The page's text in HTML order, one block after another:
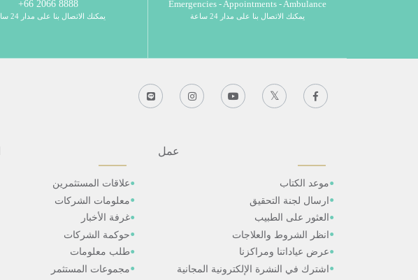
Emergencies - Appointments - Ambulance
يمكنك الاتصال بنا على مدار 24 ساعة
8888 2066 66+
يمكنك الاتصال بنا على مدار 24 ساعة
عمل
موعد الكتاب
ارسال لجنة التحقيق
العثور على الطبيب
انظر الشروط والعلاجات
عرض عياداتنا ومراكزنا
اشترك في النشرة الإلكترونية المجانية
علاقات المستثمرين
معلومات الشركات
غرفة الأخبار
حوكمة الشركات
طلب معلومات
مجموعات المستثمر